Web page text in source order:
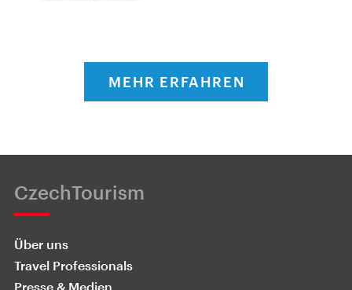
MEHR ERFAHREN
CzechTourism
Über uns
Travel Professionals
Presse & Medien